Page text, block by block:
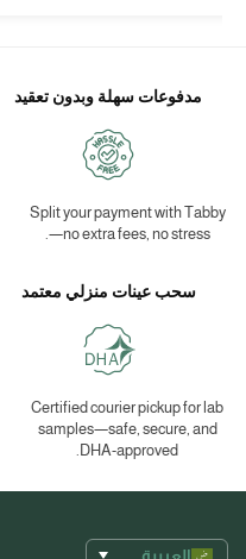
مدفوعات سهلة وبدون تعقيد
Split your payment with Tabby
—no extra fees, no stress.
سحب عينات منزلي معتمد
Certified courier pickup for lab
samples—safe, secure, and
DHA-approved.